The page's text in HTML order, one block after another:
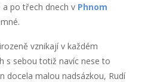
po třech dnech v Phnom
vznikají v každém
s sebou totiž navíc nese to
docela malou nadsázkou, Rudí